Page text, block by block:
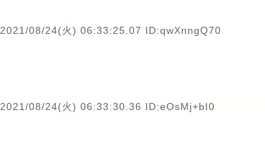
2021/08/24(火) 06:33:25.07 ID:qwXnngQ70
2021/08/24(火) 06:33:30.36 ID:eOsMj+bI0